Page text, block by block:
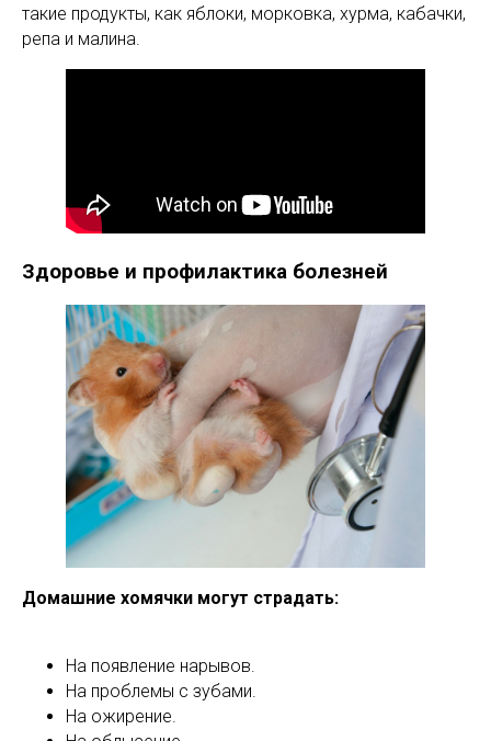
такие продукты, как яблоки, морковка, хурма, кабачки,
репа и малина.
Здоровье и профилактика болезней
Домашние хомячки могут страдать:
На появление нарывов.
На проблемы с зубами.
На ожирение.